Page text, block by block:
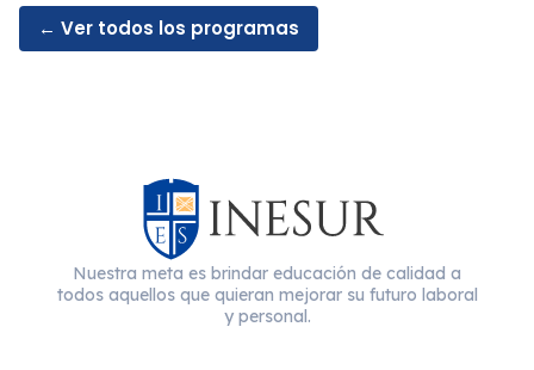
← Ver todos los programas
Nuestra meta es brindar educación de calidad a
todos aquellos que quieran mejorar su futuro laboral
y personal.